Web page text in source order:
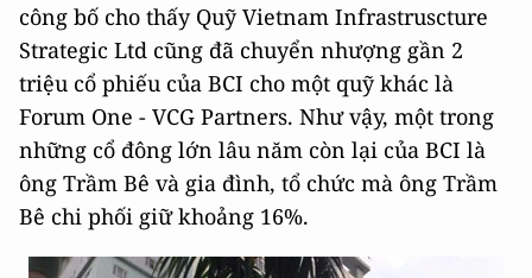
công bố cho thấy Quỹ Vietnam Infrastruscture
Strategic Ltd cũng đã chuyển nhượng gần 2
triệu cổ phiếu của BCI cho một quỹ khác là
Forum One - VCG Partners. Như vậy, một trong
những cổ đông lớn lâu năm còn lại của BCI là
ông Trầm Bê và gia đình, tổ chức mà ông Trầm
Bê chi phối giữ khoảng 16%.